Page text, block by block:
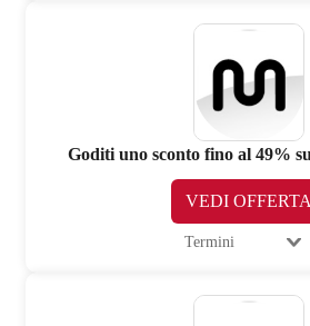
Goditi uno sconto fino al 49%
VEDI OFFERTA
Termini